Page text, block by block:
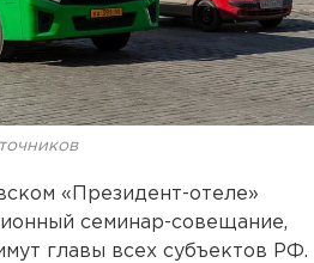
«Президент-отеле»
семинар-совещание,
главы всех субъектов РФ.